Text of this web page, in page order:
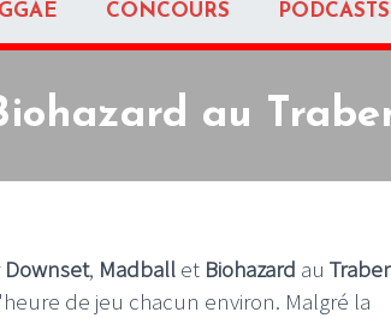
CONCOURS PODCASTS
au
Downset, Madball et Biohazard au
de jeu chacun environ. Malgré la